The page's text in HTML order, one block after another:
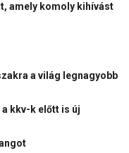
amely komoly kihívást
a világ legnagyobb
kkv-k előtt is új